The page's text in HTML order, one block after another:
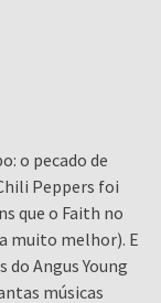
o pecado de
Peppers foi
que o Faith no
muito melhor). E
Angus Young
músicas